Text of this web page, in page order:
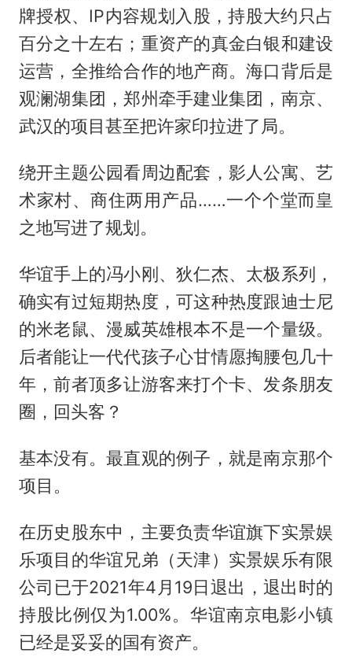
牌授权、IP内容规划入股，持股大约只占
百分之十左右；重资产的真金白银和建设
运营，全推给合作的地产商。海口背后是
观澜湖集团，郑州牵手建业集团，南京、
武汉的项目甚至把许家印拉进了局。
绕开主题公园看周边配套，影人公寓、艺
术家村、商住两用产品……一个个堂而皇
之地写进了规划。
华谊手上的冯小刚、狄仁杰、太极系列，
确实有过短期热度，可这种热度跟迪士尼
的米老鼠、漫威英雄根本不是一个量级。
后者能让一代代孩子心甘情愿掏腰包几十
年，前者顶多让游客来打个卡、发条朋友
圈，回头客？
基本没有。最直观的例子，就是南京那个
项目。
在历史股东中，主要负责华谊旗下实景娱
乐项目的华谊兄弟（天津）实景娱乐有限
公司已于2021年4月19日退出，退出时的
持股比例仅为1.00%。华谊南京电影小镇
已经是妥妥的国有资产。